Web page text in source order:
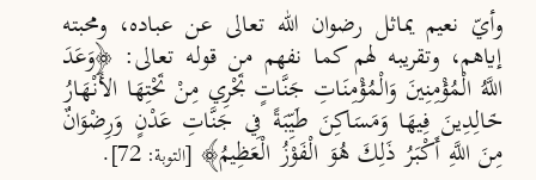
وأيّ نعيم يماثل رضوان الله تعالى عن عباده، ومحبته
إياهم، وتقريبه لهم كما نفهم من قوله تعالى: ﴿وَعَدَ
اللَّهُ الْمُؤْمِنِينَ وَالْمُؤْمِنَاتِ جَنَّاتٍ تَجْرِي مِنْ تَحْتِهَا الأَنْهَارُ
خَالِدِينَ فِيهَا وَمَسَاكِنَ طَيِّبَةً فِي جَنَّاتِ عَدْنٍ وَرِضْوَانٌ
مِنَ اللَّهِ أَكْبَرُ ذَلِكَ هُوَ الْفَوْزُ الْعَظِيمُ﴾ [التوبة: 72] .